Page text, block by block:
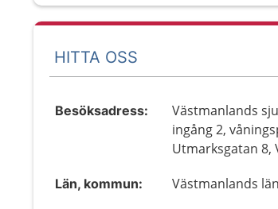
HITTA OSS
Besöksadress:
Västmanlands
ingång 2,
Utmarksgatan 8,
Län, kommun: Västmanlands